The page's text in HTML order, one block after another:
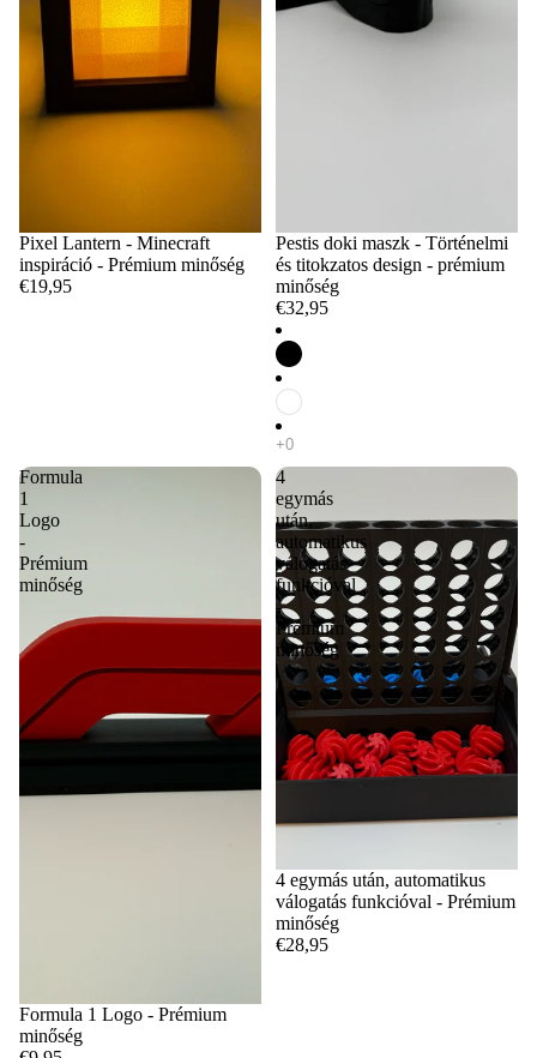
Pixel Lantern - Minecraft
inspiráció - Prémium minőség
€19,95
Pestis doki maszk - Történelmi
és titokzatos design - prémium
minőség
€32,95
Formula
1
Logo
-
Prémium
minőség
Formula 1 Logo - Prémium
minőség
4
egymás
után,
automatikus
válogatás
funkcióval
-
Prémium
minőség
4 egymás után, automatikus
válogatás funkcióval - Prémium
minőség
€28,95